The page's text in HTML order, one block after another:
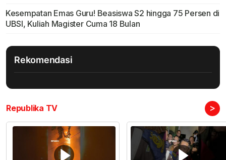
Kesempatan Emas Guru! Beasiswa S2 hingga 75 Persen di
UBSI, Kuliah Magister Cuma 18 Bulan
Rekomendasi
Republika TV >